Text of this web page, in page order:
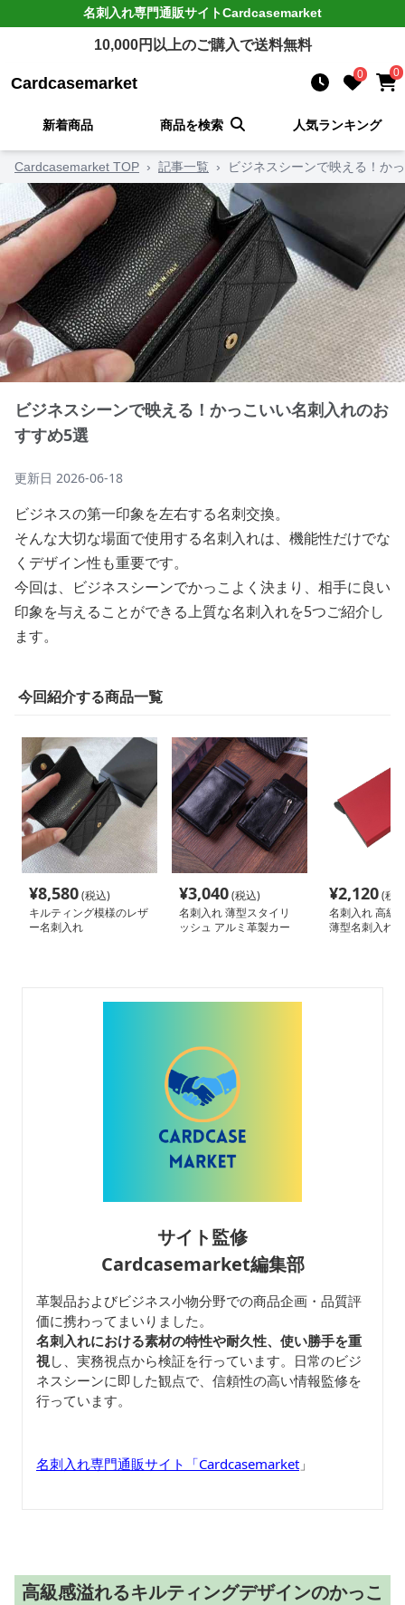
名刺入れ専門通販サイトCardcasemarket
10,000円以上のご購入で送料無料
Cardcasemarket 0 0
新着商品 商品を検索 人気ランキング
Cardcasemarket TOP › 記事一覧 › ビジネスシーンで映える！か
ビジネスシーンで映える！かっこいい名刺入れのお
すすめ5選
更新日 2026-06-18
ビジネスの第一印象を左右する名刺交換。
そんな大切な場面で使用する名刺入れは、機能性だけでな
くデザイン性も重要です。
今回は、ビジネスシーンでかっこよく決まり、相手に良い
印象を与えることができる上質な名刺入れを5つご紹介し
ます。
今回紹介する商品一覧
¥8,580(税込)
キルティング模様のレザ
ー名刺入れ
¥3,040(税込)
名刺入れ 薄型スタイリ
ッシュ アルミ革製カー
¥2,120(税
名刺入れ 高級
薄型名刺入れ
サイト監修
Cardcasemarket編集部
革製品およびビジネス小物分野での商品企画・品質評
価に携わってまいりました。
名刺入れにおける素材の特性や耐久性、使い勝手を重
視し、実務視点から検証を行っています。日常のビジ
ネスシーンに即した観点で、信頼性の高い情報監修を
行っています。
名刺入れ専門通販サイト「Cardcasemarket 」
高級感溢れるキルティングデザインのかっこ